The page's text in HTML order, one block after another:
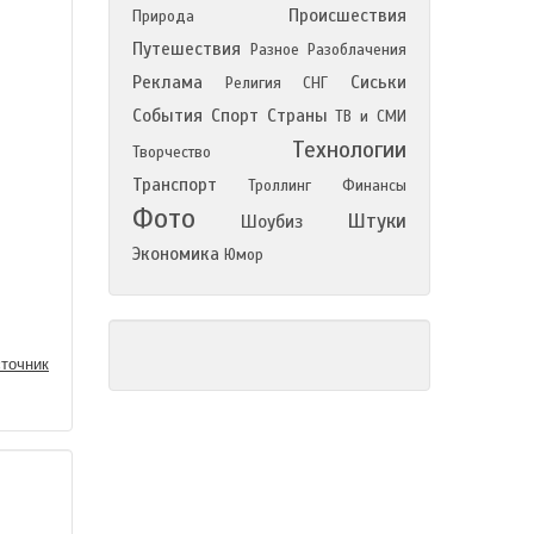
Природа
Происшествия
Путешествия
Разное Разоблачения
Реклама Религия СНГ
Сиськи
События Спорт Страны ТВ и СМИ
Творчество
Технологии
Транспорт Троллинг Финансы
Фото Шоубиз Штуки
Экономика Юмор